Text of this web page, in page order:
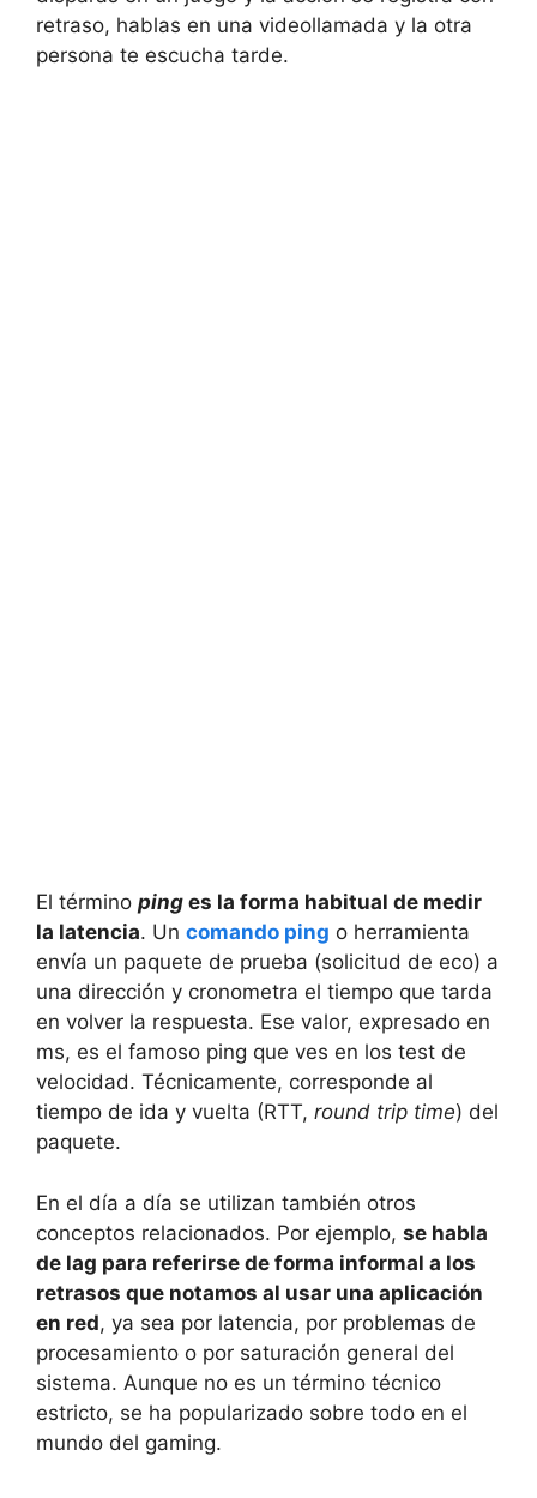
retraso, hablas en una videollamada y la otra
persona te escucha tarde.
El término ping es la forma habitual de medir
la latencia. Un comando ping o herramienta
envía un paquete de prueba (solicitud de eco) a
una dirección y cronometra el tiempo que tarda
en volver la respuesta. Ese valor, expresado en
ms, es el famoso ping que ves en los test de
velocidad. Técnicamente, corresponde al
tiempo de ida y vuelta (RTT, round trip time) del
paquete.
En el día a día se utilizan también otros
conceptos relacionados. Por ejemplo, se habla
de lag para referirse de forma informal a los
retrasos que notamos al usar una aplicación
en red, ya sea por latencia, por problemas de
procesamiento o por saturación general del
sistema. Aunque no es un término técnico
estricto, se ha popularizado sobre todo en el
mundo del gaming.